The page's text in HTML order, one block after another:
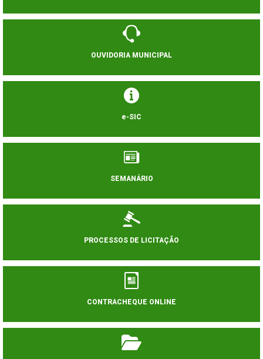
OUVIDORIA MUNICIPAL
e-SIC
SEMANÁRIO
PROCESSOS DE LICITAÇÃO
CONTRACHEQUE ONLINE